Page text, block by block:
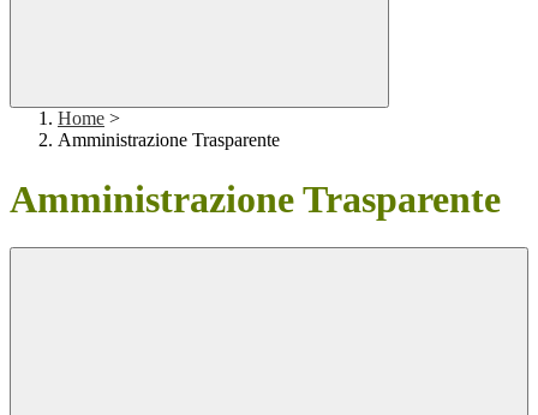
Home >
Amministrazione Trasparente
Amministrazione Trasparente